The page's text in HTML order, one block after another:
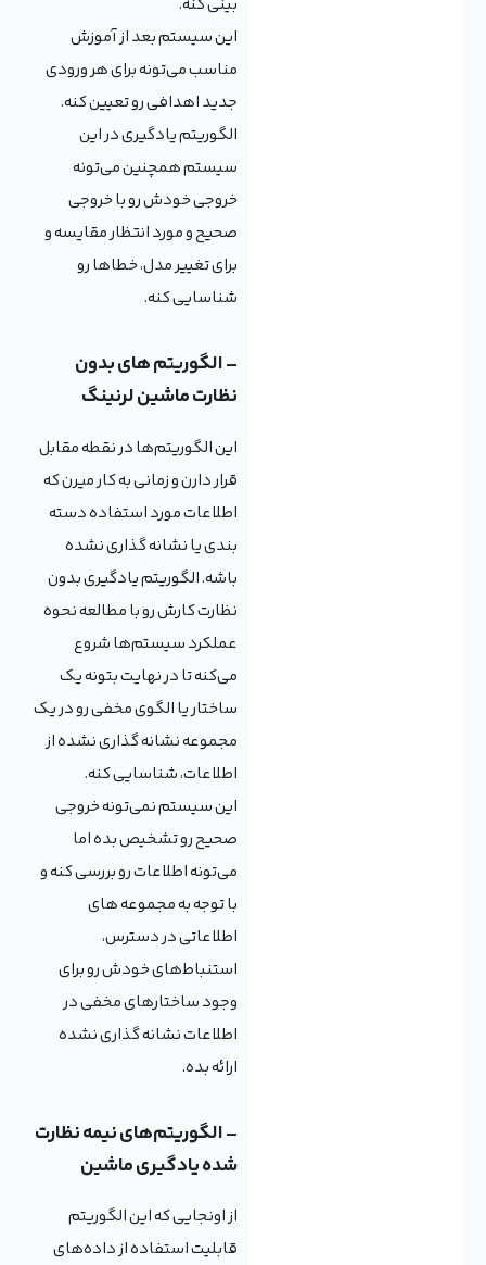
بینی کنه.
این سیستم بعد از آموزش
مناسب می‌تونه برای هر ورودی
جدید اهدافی رو تعیین کنه.
الگوریتم یادگیری در این
سیستم همچنین می‌تونه
خروجی خودش رو با خروجی
صحیح و مورد انتظار مقایسه و
برای تغییر مدل، خطاها رو
شناسایی کنه.
– الگوریتم های بدون
نظارت ماشین لرنینگ
این الگوریتم‌ها در نقطه مقابل
قرار دارن و زمانی به کار میرن که
اطلاعات مورد استفاده دسته
بندی یا نشانه گذاری نشده
باشه. الگوریتم یادگیری بدون
نظارت کارش رو با مطالعه نحوه
عملکرد سیستم‌ها شروع
می‌کنه تا در نهایت بتونه یک
ساختار یا الگوی مخفی رو در یک
مجموعه نشانه گذاری نشده از
اطلاعات، شناسایی کنه.
این سیستم نمی‌تونه خروجی
صحیح رو تشخیص بده اما
می‌تونه اطلاعات رو بررسی کنه و
با توجه به مجموعه های
اطلاعاتی در دسترس،
استنباط‌های خودش رو برای
وجود ساختارهای مخفی در
اطلاعات نشانه گذاری نشده
ارائه بده.
– الگوریتم‌های نیمه نظارت
شده یادگیری ماشین
از اونجایی که این الگوریتم
قابلیت استفاده از داده‌های